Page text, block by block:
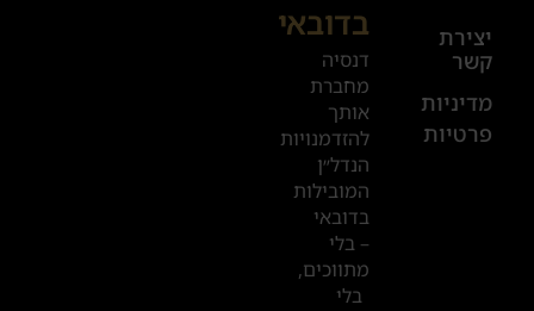
יצירת
קשר
מדיניות
פרטיות
+972
52
601
2019
המשרדים
שלנו
בדובאי
בדובאי
דנסיה
מחברת
אותך
להזדמנויות
הנדל״ן
המובילות
בדובאי
– בלי
מתווכים,
בלי